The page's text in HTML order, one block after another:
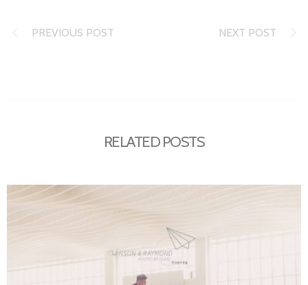
PREVIOUS POST NEXT POST
RELATED POSTS